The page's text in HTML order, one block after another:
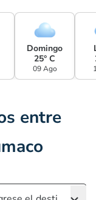
Domingo
25° C
09 Ago
entre